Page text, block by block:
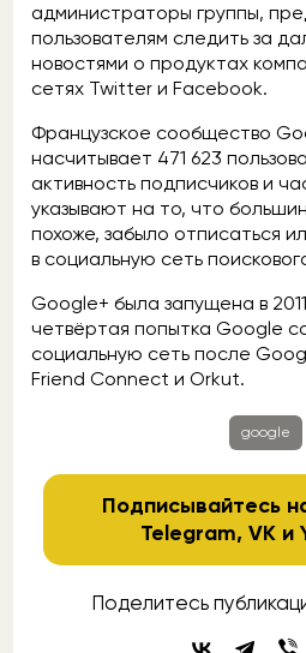
администраторы группы,
пользователям следить за
новостями о продуктах
сетях Twitter и Facebook.
Французское сообщество
насчитывает 471 623
активность подписчиков и
указывают на то, что
похоже, забыло отписаться
в социальную сеть
Google+ была запущена в
четвёртая попытка Google
социальную сеть после
Friend Connect и Orkut.
google
Подписывайтесь
Telegram,VK и
Поделитесь